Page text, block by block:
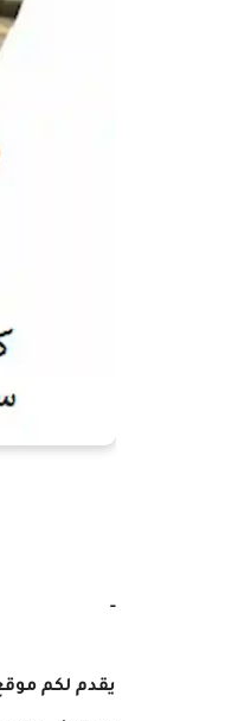
-
يقدم لكم